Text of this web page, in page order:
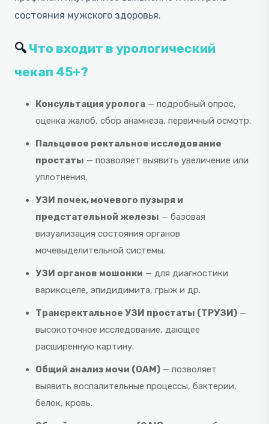
состояния мужского здоровья.
🔍 Что входит в урологический
чекап 45+?
Консультация уролога — подробный опрос,
оценка жалоб, сбор анамнеза, первичный осмотр.
Пальцевое ректальное исследование
простаты — позволяет выявить увеличение или
уплотнения.
УЗИ почек, мочевого пузыря и
предстательной железы — базовая
визуализация состояния органов
мочевыделительной системы.
УЗИ органов мошонки — для диагностики
варикоцеле, эпидидимита, грыж и др.
Трансректальное УЗИ простаты (ТРУЗИ) —
высокоточное исследование, дающее
расширенную картину.
Общий анализ мочи (ОАМ) — позволяет
выявить воспалительные процессы, бактерии,
белок, кровь.